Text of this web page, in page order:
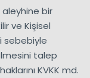
bir
ve Kişisel
sebebiyle
talep
KVKK md.